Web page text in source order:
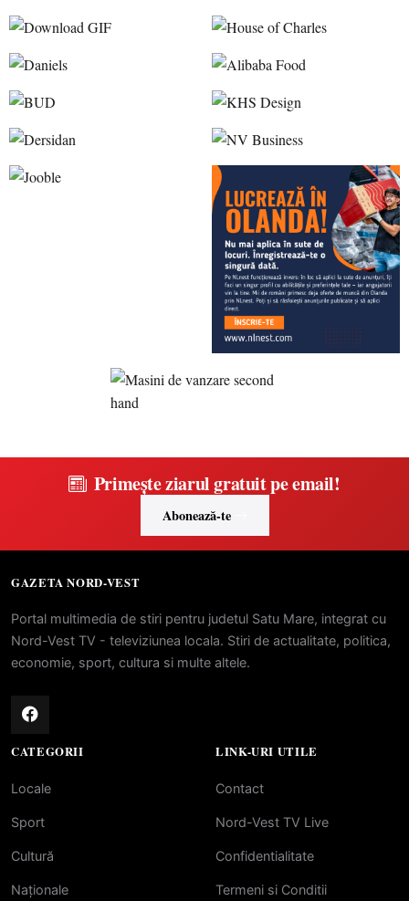
Primește ziarul gratuit pe email!
Abonează-te
GAZETA NORD-VEST
Portal multimedia de stiri pentru judetul Satu Mare, integrat cu
Nord-Vest TV - televiziunea locala. Stiri de actualitate, politica,
economie, sport, cultura si multe altele.
CATEGORII
Locale
Sport
Cultură
Naționale
LINK-URI UTILE
Contact
Nord-Vest TV Live
Confidentialitate
Termeni si Conditii